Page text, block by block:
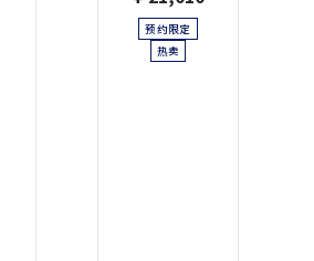
预约限定
热卖